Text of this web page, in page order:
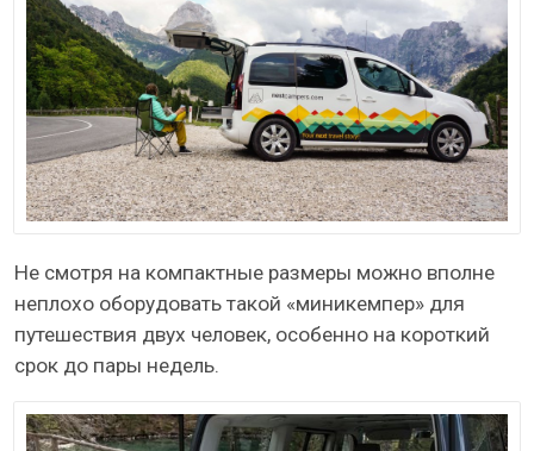
Не смотря на компактные размеры можно вполне
неплохо оборудовать такой «миникемпер» для
путешествия двух человек, особенно на короткий
срок до пары недель.